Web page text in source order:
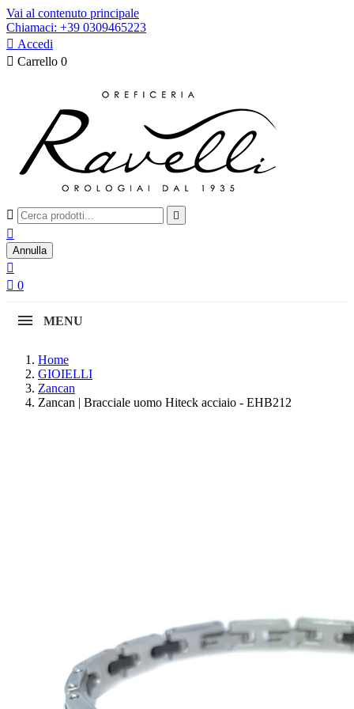
Vai al contenuto principale
Chiamaci: +39 0309465223
 Accedi
 Carrello 0
 

Annulla

 0
MENU
Home
GIOIELLI
Zancan
Zancan | Bracciale uomo Hiteck acciaio - EHB212